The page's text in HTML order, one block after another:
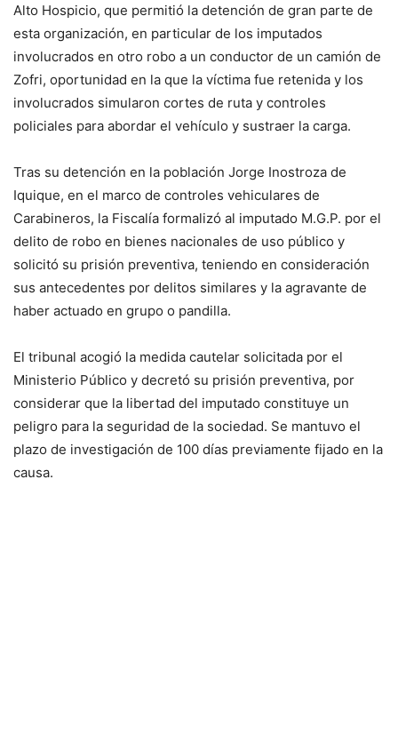
Alto Hospicio, que permitió la detención de gran parte de
esta organización, en particular de los imputados
involucrados en otro robo a un conductor de un camión de
Zofri, oportunidad en la que la víctima fue retenida y los
involucrados simularon cortes de ruta y controles
policiales para abordar el vehículo y sustraer la carga.
Tras su detención en la población Jorge Inostroza de
Iquique, en el marco de controles vehiculares de
Carabineros, la Fiscalía formalizó al imputado M.G.P. por el
delito de robo en bienes nacionales de uso público y
solicitó su prisión preventiva, teniendo en consideración
sus antecedentes por delitos similares y la agravante de
haber actuado en grupo o pandilla.
El tribunal acogió la medida cautelar solicitada por el
Ministerio Público y decretó su prisión preventiva, por
considerar que la libertad del imputado constituye un
peligro para la seguridad de la sociedad. Se mantuvo el
plazo de investigación de 100 días previamente fijado en la
causa.